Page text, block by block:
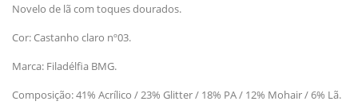
Novelo de lã com toques dourados.
Cor: Castanho claro nº03.
Marca: Filadélfia BMG.
Composição: 41% Acrílico / 23% Glitter / 18% PA / 12% Mohair / 6% Lã.